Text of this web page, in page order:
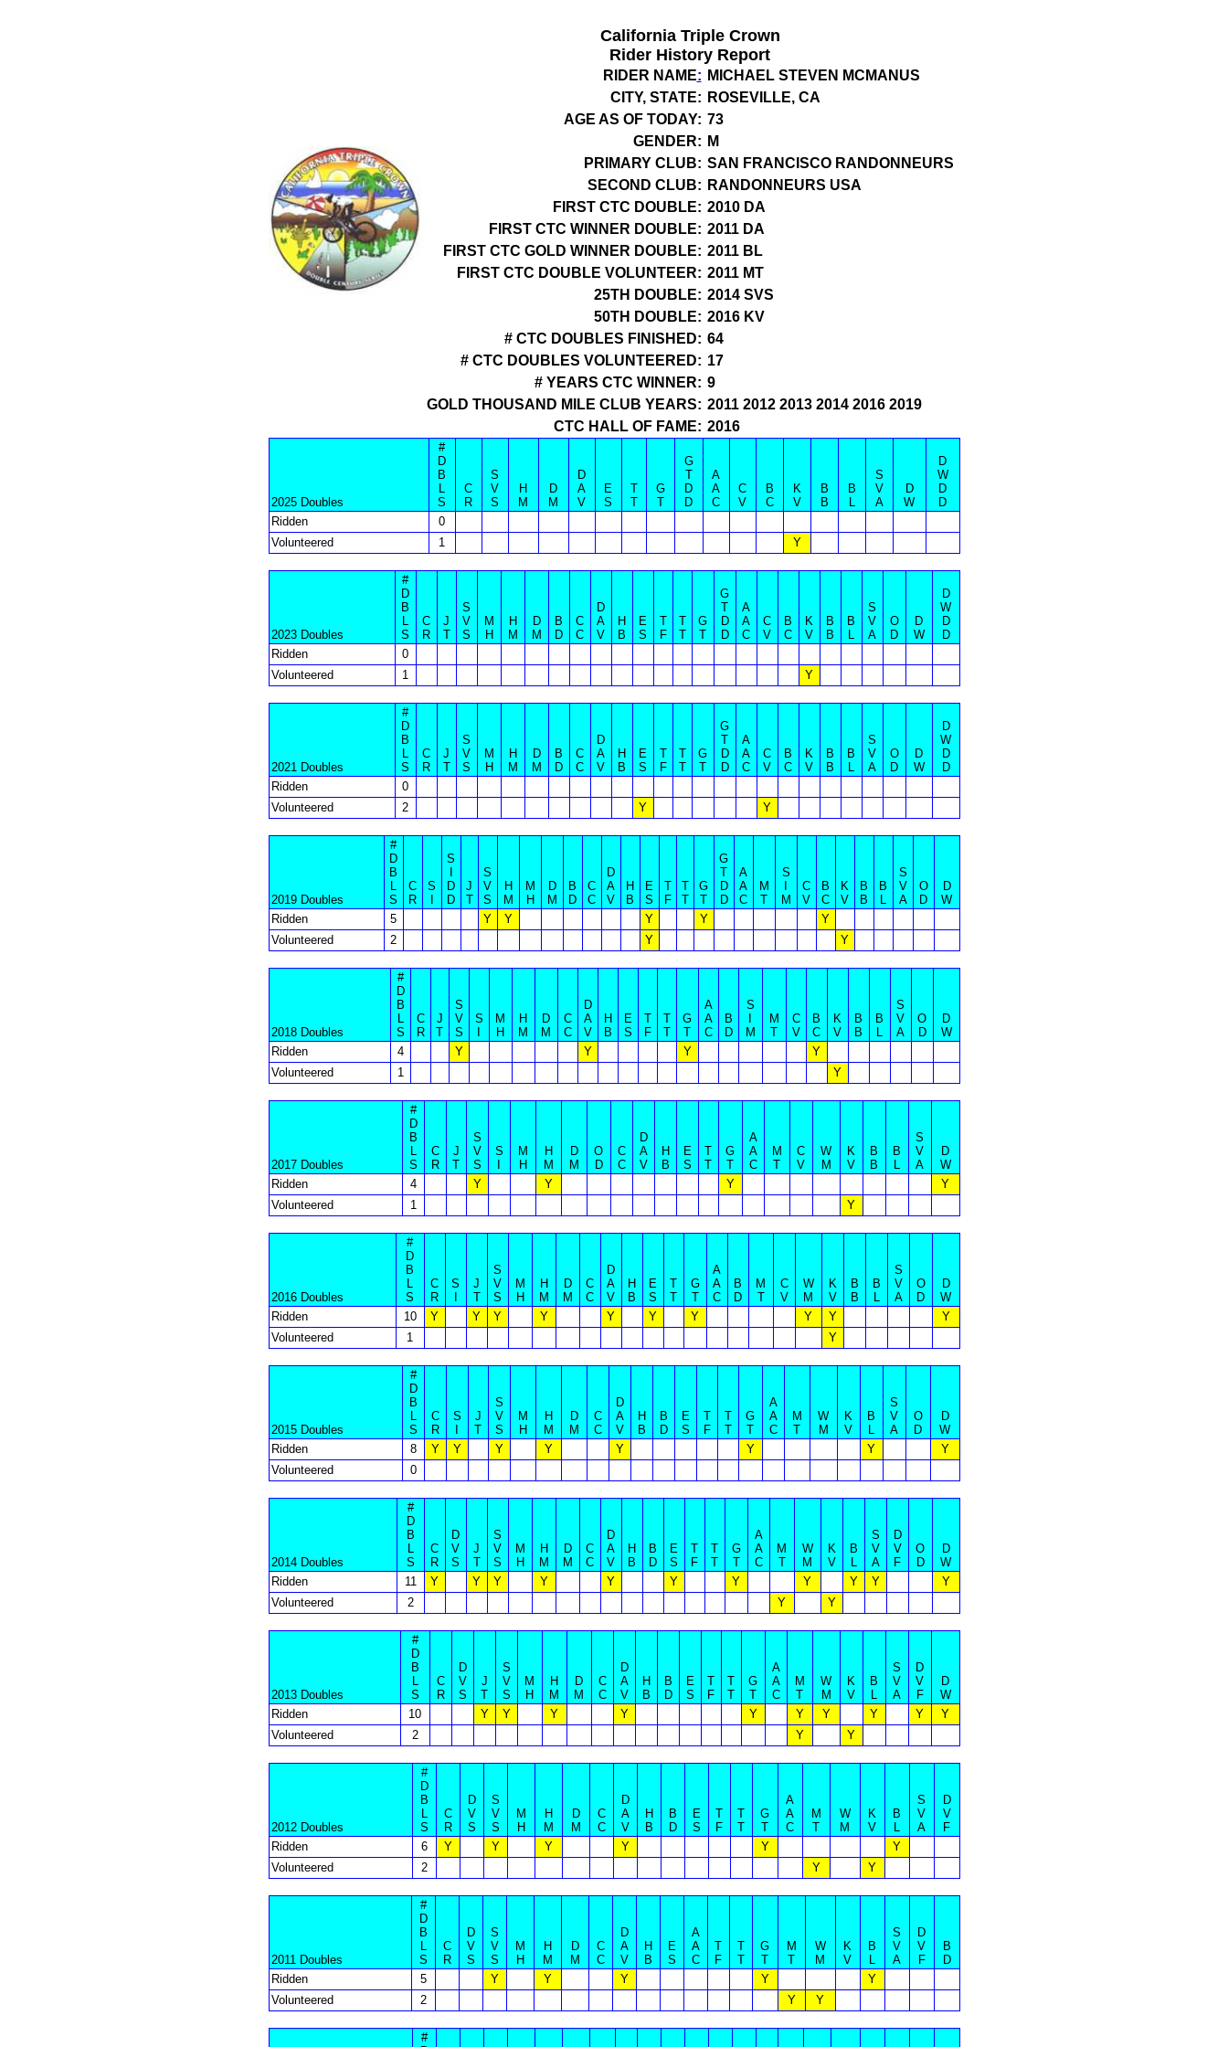
California Triple Crown
Rider History Report
RIDER NAME: MICHAEL STEVEN MCMANUS
CITY, STATE: ROSEVILLE, CA
AGE AS OF TODAY: 73
GENDER: M
PRIMARY CLUB: SAN FRANCISCO RANDONNEURS
SECOND CLUB: RANDONNEURS USA
FIRST CTC DOUBLE: 2010 DA
FIRST CTC WINNER DOUBLE: 2011 DA
FIRST CTC GOLD WINNER DOUBLE: 2011 BL
FIRST CTC DOUBLE VOLUNTEER: 2011 MT
25TH DOUBLE: 2014 SVS
50TH DOUBLE: 2016 KV
# CTC DOUBLES FINISHED: 64
# CTC DOUBLES VOLUNTEERED: 17
# YEARS CTC WINNER: 9
GOLD THOUSAND MILE CLUB YEARS: 2011 2012 2013 2014 2016 2019
CTC HALL OF FAME: 2016
2025 Doubles
#
D
B
L
S
C
R
S
V
S
H
M
D
M
D
A
V
E
S
T
T
G
T
G
T
D
D
A
A
C
C
V
B
C
K
V
B
B
B
L
S
V
A
D
W
D
W
D
D
Ridden
0
Volunteered
1 Y
2023 Doubles
#
D
B
L
S
C
R
J
T
S
V
S
M
H
H
M
D
M
B
D
C
C
D
A
V
H
B
E
S
T
F
T
T
G
T
G
T
D
D
A
A
C
C
V
B
C
K
V
B
B
B
L
S
V
A
O
D
D
W
D
W
D
D
Ridden
0
Volunteered
1 Y
2021 Doubles
#
D
B
L
S
C
R
J
T
S
V
S
M
H
H
M
D
M
B
D
C
C
D
A
V
H
B
E
S
T
F
T
T
G
T
G
T
D
D
A
A
C
C
V
B
C
K
V
B
B
B
L
S
V
A
O
D
D
W
D
W
D
D
Ridden
0
Volunteered
2 Y Y
2019 Doubles
#
D
B
L
S
C
R
S
S
D
D
J
T
S
V
S
H
M
M
H
D
M
B
D
C
C
D
A
V
H
B
E
S
T
F
T
T
G
T
G
T
D
D
A
A
C
M
T
S
M
C
V
B
C
K
V
B
B
B
L
S
V
A
O
D
D
W
Ridden
5 Y Y Y Y
Y
Volunteered
2 Y Y
2018 Doubles
#
D
B
L
S
C
R
J
T
S
V
S
S
M
H
H
M
D
M
C
C
D
A
V
H
B
E
S
T
F
T
T
G
T
A
A
C
B
D
S
M
M
T
C
V
B
C
K
V
B
B
B
L
S
V
A
O
D
D
W
Ridden
4 Y Y Y
Y
Volunteered
1 Y
2017 Doubles
#
D
B
L
S
C
R
J
T
S
V
S
S
M
H
H
M
D
M
O
D
C
C
D
A
V
H
B
E
S
T
T
G
T
A
A
C
M
T
C
V
W
M
K
V
B
B
B
L
S
V
A
D
W
Ridden
4 Y Y Y
Y
Volunteered
1 Y
2016 Doubles
#
D
B
L
S
C
R
S
J
T
S
V
S
M
H
H
M
D
M
C
C
D
A
V
H
B
E
S
T
T
G
T
A
A
C
B
D
M
T
C
V
W
M
K
V
B
B
B
L
S
V
A
O
D
D
W
Ridden
10 Y Y Y Y Y Y Y Y Y
Y
Volunteered
1 Y
2015 Doubles
#
D
B
L
S
C
R
S
J
T
S
V
S
M
H
H
M
D
M
C
C
D
A
V
H
B
B
D
E
S
T
F
T
T
G
T
A
A
C
M
T
W
M
K
V
B
L
S
V
A
O
D
D
W
Ridden
8 Y Y Y Y Y Y Y
Y
Volunteered
0
2014 Doubles
#
D
B
L
S
C
R
D
V
S
J
T
S
V
S
M
H
H
M
D
M
C
C
D
A
V
H
B
B
D
E
S
T
F
T
T
G
T
A
A
C
M
T
W
M
K
V
B
L
S
V
A
D
V
F
O
D
D
W
Ridden
11 Y Y Y Y Y Y Y Y Y Y
Y
Volunteered
2 Y Y
2013 Doubles
#
D
B
L
S
C
R
D
V
S
J
T
S
V
S
M
H
H
M
D
M
C
C
D
A
V
H
B
B
D
E
S
T
F
T
T
G
T
A
A
C
M
T
W
M
K
V
B
L
S
V
A
D
V
F
D
W
Ridden
10 Y Y Y Y Y Y Y Y Y
Y
Volunteered
2 Y Y
2012 Doubles
#
D
B
L
S
C
R
D
V
S
S
V
S
M
H
H
M
D
M
C
C
D
A
V
H
B
B
D
E
S
T
F
T
T
G
T
A
A
C
M
T
W
M
K
V
B
L
S
V
A
D
V
F
Ridden
6 Y Y Y Y Y
Y
Volunteered
2 Y Y
2011 Doubles
#
D
B
L
S
C
R
D
V
S
S
V
S
M
H
H
M
D
M
C
C
D
A
V
H
B
E
S
A
A
C
T
F
T
T
G
T
M
T
W
M
K
V
B
L
S
V
A
D
V
F
B
D
Ridden
5 Y Y Y Y
Y
Volunteered
2 Y Y
#